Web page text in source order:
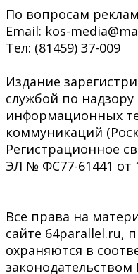
По вопросам
Email: kos-
Тел: (81459) 37-009
Издание
службой по надзору
информационных
коммуникаций
Регистрационное
ЭЛ № ФС77-61441 от
Все права на
сайте 64parallel.ru,
охраняются в